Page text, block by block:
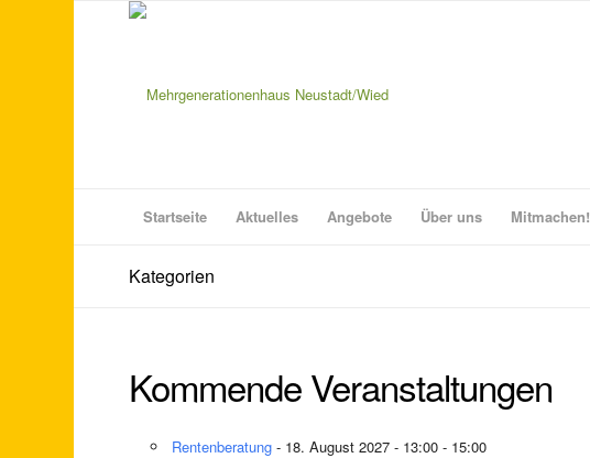
Startseite Aktuelles Angebote Über uns Mitmachen!
Kategorien
Kommende Veranstaltungen
Rentenberatung - 18. August 2027 - 13:00 - 15:00